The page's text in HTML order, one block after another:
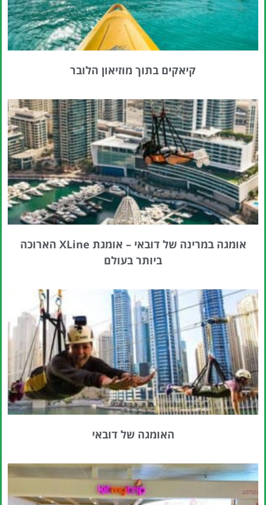
קיאקים בתוך מוזיאון הלובר
אומגה במרינה של דובאי – אומגת XLine הארוכה
ביותר בעולם
האומגה של דובאי